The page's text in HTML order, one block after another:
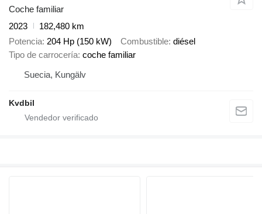
Coche familiar
2023
182,480 km
Potencia 204 Hp (150 kW) Combustible diésel
Tipo de carrocería coche familiar
Suecia, Kungälv
Kvdbil